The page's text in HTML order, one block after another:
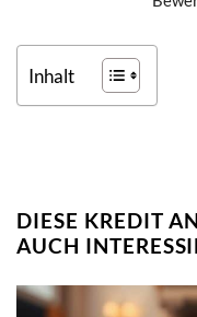
Inhalt
DIESE KREDIT
AUCH